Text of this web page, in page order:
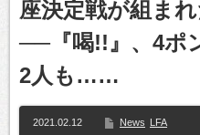
座決定戦が組ま
──『喝!!』、4ポ
2人も……
2021.02.12 News LFA